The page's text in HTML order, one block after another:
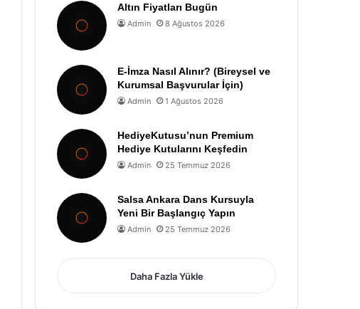
Altın Fiyatları Bugün
Admin 8 Ağustos 2026
E-İmza Nasıl Alınır? (Bireysel ve
Kurumsal Başvurular İçin)
Admin 1 Ağustos 2026
HediyeKutusu’nun Premium
Hediye Kutularını Keşfedin
Admin 25 Temmuz 2026
Salsa Ankara Dans Kursuyla
Yeni Bir Başlangıç Yapın
Admin 25 Temmuz 2026
Daha Fazla Yükle